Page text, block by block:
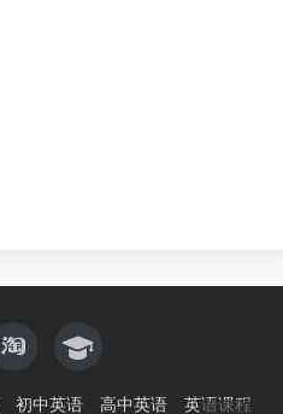
初中英语 高中英语 英语课程